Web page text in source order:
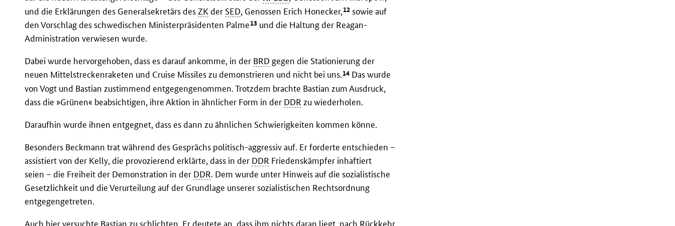
und die Erklärungen des Generalsekretärs des ZK der SED, Genossen Erich Honecker,12 sowie auf
den Vorschlag des schwedischen Ministerpräsidenten Palme13 und die Haltung der Reagan-
Administration verwiesen wurde.
Dabei wurde hervorgehoben, dass es darauf ankomme, in der BRD gegen die Stationierung der
neuen Mittelstreckenraketen und Cruise Missiles zu demonstrieren und nicht bei uns.14 Das wurde
von Vogt und Bastian zustimmend entgegengenommen. Trotzdem brachte Bastian zum Ausdruck,
dass die »Grünen« beabsichtigen, ihre Aktion in ähnlicher Form in der DDR zu wiederholen.
Daraufhin wurde ihnen entgegnet, dass es dann zu ähnlichen Schwierigkeiten kommen könne.
Besonders Beckmann trat während des Gesprächs politisch-aggressiv auf. Er forderte entschieden –
assistiert von der Kelly, die provozierend erklärte, dass in der DDR Friedenskämpfer inhaftiert
seien – die Freiheit der Demonstration in der DDR. Dem wurde unter Hinweis auf die sozialistische
Gesetzlichkeit und die Verurteilung auf der Grundlage unserer sozialistischen Rechtsordnung
entgegengetreten.
Auch hier versuchte Bastian zu schlichten. Er deutete an, dass ihm nichts daran liegt, nach Rückkehr